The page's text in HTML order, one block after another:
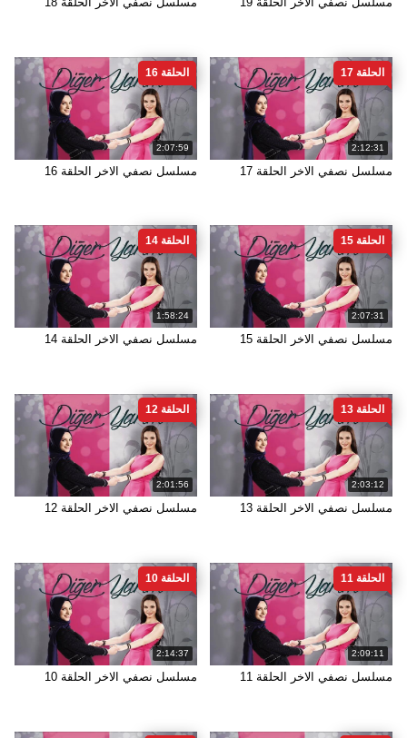
2:12:31
الحلقة 17
مسلسل نصفي الاخر الحلقة 17
2:07:59
الحلقة 16
مسلسل نصفي الاخر الحلقة 16
2:07:31
الحلقة 15
مسلسل نصفي الاخر الحلقة 15
1:58:24
الحلقة 14
مسلسل نصفي الاخر الحلقة 14
2:03:12
الحلقة 13
مسلسل نصفي الاخر الحلقة 13
2:01:56
الحلقة 12
مسلسل نصفي الاخر الحلقة 12
2:09:11
الحلقة 11
مسلسل نصفي الاخر الحلقة 11
2:14:37
الحلقة 10
مسلسل نصفي الاخر الحلقة 10